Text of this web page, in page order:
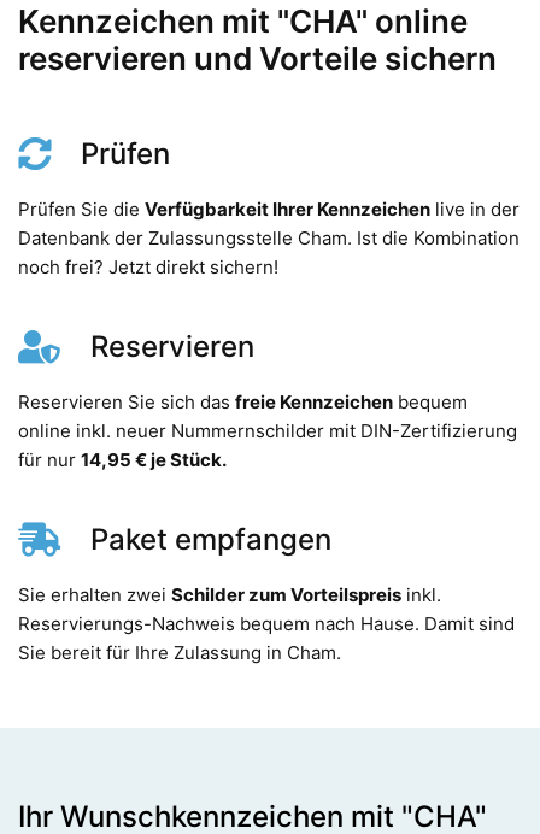
Kennzeichen mit "CHA" online
reservieren und Vorteile sichern
Prüfen
Prüfen Sie die Verfügbarkeit Ihrer Kennzeichen live in der
Datenbank der Zulassungsstelle Cham. Ist die Kombination
noch frei? Jetzt direkt sichern!
Reservieren
Reservieren Sie sich das freie Kennzeichen bequem
online inkl. neuer Nummernschilder mit DIN-Zertifizierung
für nur 14,95 € je Stück.
Paket empfangen
Sie erhalten zwei Schilder zum Vorteilspreis inkl.
Reservierungs-Nachweis bequem nach Hause. Damit sind
Sie bereit für Ihre Zulassung in Cham.
Ihr Wunschkennzeichen mit "CHA"